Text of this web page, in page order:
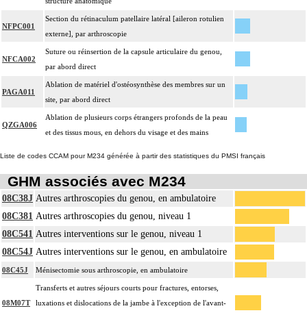
NFPC001
Section du rétinaculum patellaire latéral [aileron rotulien
externe], par arthroscopie
NFCA002
Suture ou réinsertion de la capsule articulaire du genou,
par abord direct
PAGA011
Ablation de matériel d'ostéosynthèse des membres sur un
site, par abord direct
QZGA006
Ablation de plusieurs corps étrangers profonds de la peau
et des tissus mous, en dehors du visage et des mains
Liste de codes CCAM pour M234 générée à partir des statistiques du PMSI français
GHM associés avec M234
08C38J Autres arthroscopies du genou, en ambulatoire
08C381 Autres arthroscopies du genou, niveau 1
08C541 Autres interventions sur le genou, niveau 1
08C54J Autres interventions sur le genou, en ambulatoire
08C45J Ménisectomie sous arthroscopie, en ambulatoire
08M07T
Transferts et autres séjours courts pour fractures, entorses,
luxations et dislocations de la jambe à l'exception de l'avant-